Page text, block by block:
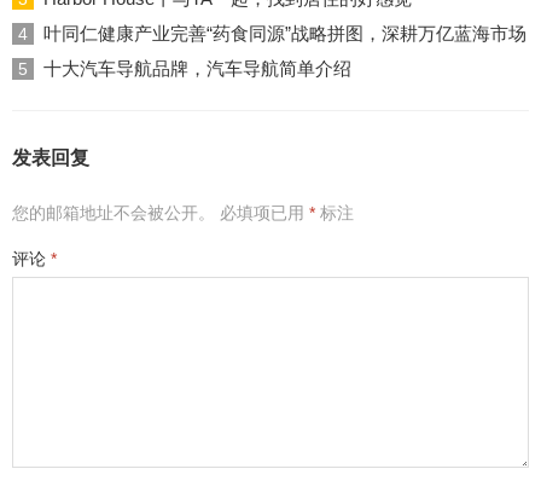
4 叶同仁健康产业完善“药食同源”战略拼图，深耕万亿蓝海市场
5 十大汽车导航品牌，汽车导航简单介绍
发表回复
您的邮箱地址不会被公开。 必填项已用 * 标注
评论 *